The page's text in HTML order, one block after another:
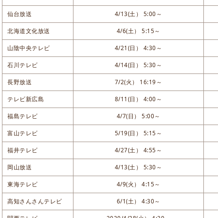
仙台放送 4/13(土） 5:00～
北海道文化放送 4/6(土） 5:15～
山陰中央テレビ 4/21(日） 4:30～
石川テレビ 4/14(日） 5:30～
長野放送 7/2(火） 16:19～
テレビ新広島 8/11(日） 4:00～
福島テレビ 4/7(日） 5:00～
富山テレビ 5/19(日） 5:15～
福井テレビ 4/27(土） 4:55～
岡山放送 4/13(土） 5:30～
東海テレビ 4/9(火） 4:15～
高知さんさんテレビ 6/1(土） 4:30～